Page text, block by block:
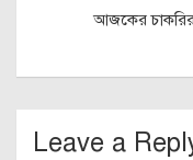
আজকের
Leave a